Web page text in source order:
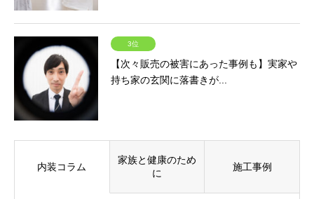
3位
【次々販売の被害にあった事例も】実家や
持ち家の玄関に落書きが...
内装コラム
家族と健康のため
に
施工事例